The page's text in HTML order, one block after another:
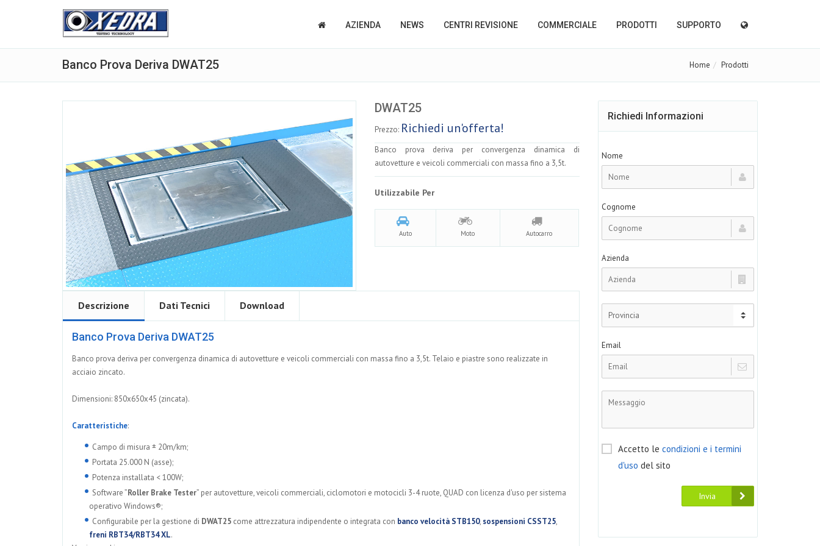
AZIENDA NEWS CENTRI REVISIONE COMMERCIALE PRODOTTI SUPPORTO
Banco Prova Deriva DWAT25 Home Prodotti
DWAT25
Prezzo: Richiedi un'offerta!
Banco prova deriva per convergenza dinamica di
autovetture e veicoli commerciali con massa fino a 3,5t.
Utilizzabile Per
Auto Moto Autocarro
Descrizione Dati Tecnici Download
Banco Prova Deriva DWAT25
Banco prova deriva per convergenza dinamica di autovetture e veicoli commerciali con massa fino a 3,5t. Telaio e piastre sono realizzate in
acciaio zincato.
Dimensioni: 850x650x45 (zincata).
Caratteristiche:
Campo di misura ± 20m/km;
Portata 25.000 N (asse);
Potenza installata < 100W;
Software ”Roller Brake Tester” per autovetture, veicoli commerciali, ciclomotori e motocicli 3-4 ruote, QUAD con licenza d'uso per sistema
operativo Windows®;
Configurabile per la gestione di DWAT25come attrezzatura indipendente o integrata con banco velocità STB150, sospensioni CSST25,
freni RBT34/RBT34 XL.
Richiedi Informazioni
Nome
Cognome
Azienda
Email
Accetto le condizioni e i termini
d'uso del sito
Invia